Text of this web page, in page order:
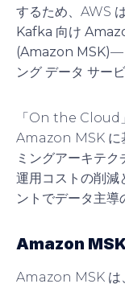
するため、AWS
Kafka 向け
(Amazon MSK)—
ング データ サービ
「On the Cloud
Amazon MSK に
ミングアーキテク
運用コストの削減
ントでデータ主導
Amazon
Amazon MSK は